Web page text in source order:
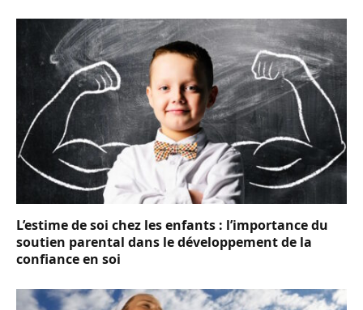
L’estime de soi chez les enfants : l’importance du
soutien parental dans le développement de la
confiance en soi